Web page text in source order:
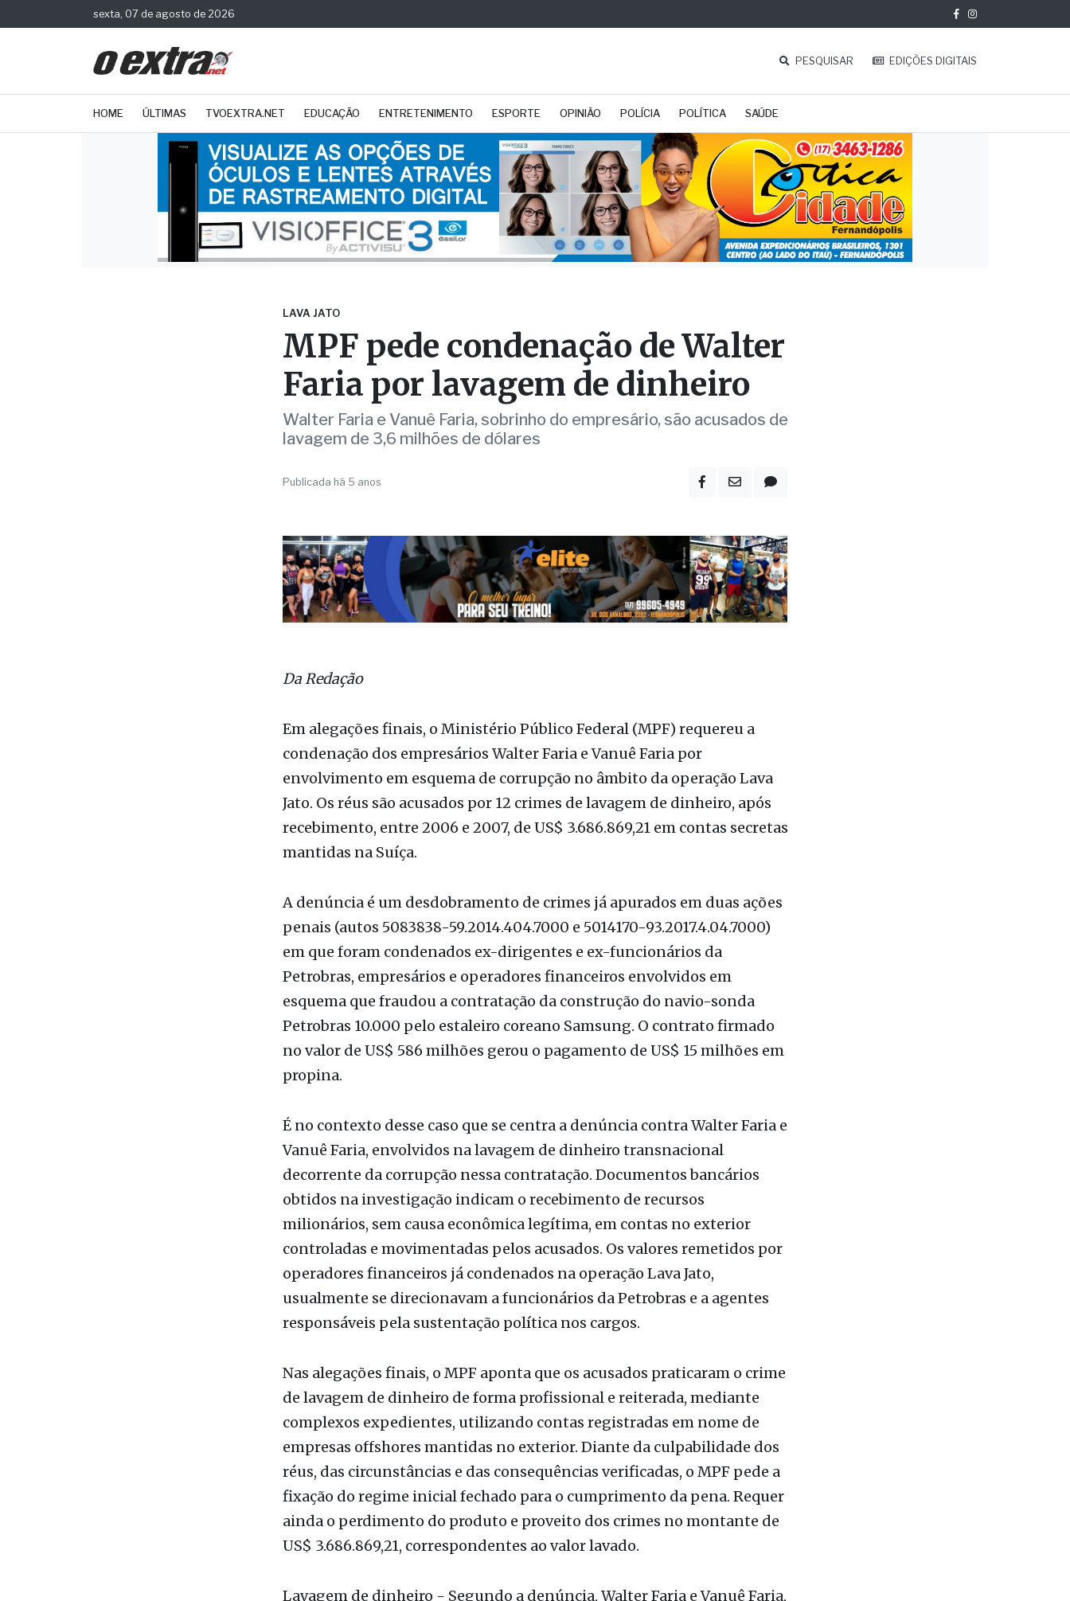
sexta, 07 de agosto de 2026
PESQUISAR EDIÇÕES DIGITAIS
HOME ÚLTIMAS TVOEXTRA.NET EDUCAÇÃO ENTRETENIMENTO ESPORTE OPINIÃO POLÍCIA POLÍTICA SAÚDE
MPF pede condenação de Walter
Faria por lavagem de dinheiro
Walter Faria e Vanuê Faria, sobrinho do empresário, são acusados de
lavagem de 3,6 milhões de dólares
Da Redação
Em alegações finais, o Ministério Público Federal (MPF) requereu a
condenação dos empresários Walter Faria e Vanuê Faria por
envolvimento em esquema de corrupção no âmbito da operação Lava
Jato. Os réus são acusados por 12 crimes de lavagem de dinheiro, após
recebimento, entre 2006 e 2007, de US$ 3.686.869,21 em contas secretas
mantidas na Suíça.
A denúncia é um desdobramento de crimes já apurados em duas ações
penais (autos 5083838-59.2014.404.7000 e 5014170-93.2017.4.04.7000)
em que foram condenados ex-dirigentes e ex-funcionários da
Petrobras, empresários e operadores financeiros envolvidos em
esquema que fraudou a contratação da construção do navio-sonda
Petrobras 10.000 pelo estaleiro coreano Samsung. O contrato firmado
no valor de US$ 586 milhões gerou o pagamento de US$ 15 milhões em
propina.
É no contexto desse caso que se centra a denúncia contra Walter Faria e
Vanuê Faria, envolvidos na lavagem de dinheiro transnacional
decorrente da corrupção nessa contratação. Documentos bancários
obtidos na investigação indicam o recebimento de recursos
milionários, sem causa econômica legítima, em contas no exterior
controladas e movimentadas pelos acusados. Os valores remetidos por
operadores financeiros já condenados na operação Lava Jato,
usualmente se direcionavam a funcionários da Petrobras e a agentes
responsáveis pela sustentação política nos cargos.
Nas alegações finais, o MPF aponta que os acusados praticaram o crime
de lavagem de dinheiro de forma profissional e reiterada, mediante
complexos expedientes, utilizando contas registradas em nome de
empresas offshores mantidas no exterior. Diante da culpabilidade dos
réus, das circunstâncias e das consequências verificadas, o MPF pede a
fixação do regime inicial fechado para o cumprimento da pena. Requer
ainda o perdimento do produto e proveito dos crimes no montante de
US$ 3.686.869,21, correspondentes ao valor lavado.
Lavagem de dinheiro - Segundo a denúncia, Walter Faria e Vanuê Faria,